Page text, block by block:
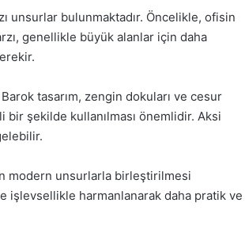
unsurlar bulunmaktadır. Öncelikle, ofisin
genellikle büyük alanlar için daha
tasarım, zengin dokuları ve cesur
şekilde kullanılması önemlidir. Aksi
modern unsurlarla birleştirilmesi
işlevsellikle harmanlanarak daha pratik ve